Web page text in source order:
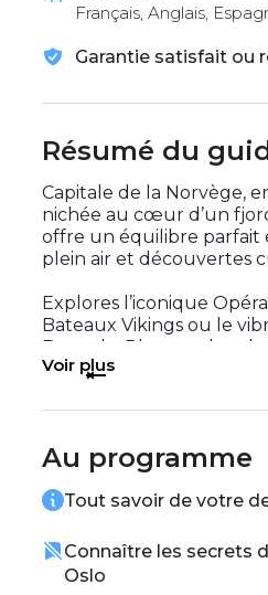
Français, Anglais,
Garantie satisfait ou
Résumé du
Capitale de la Norvège,
nichée au cœur d’un
offre un équilibre parfait
plein air et découvertes
Explores l’iconique
Bateaux Vikings ou le
Barcode. Plonges dans
sculptures de Vigeland
randonner ou skier.Côté
saveurs nordiques
Oslo, avec notre guide
escapade inoubliable !
Voir plus
Au programme
Tout savoir de votre
Connaître les secrets
Oslo